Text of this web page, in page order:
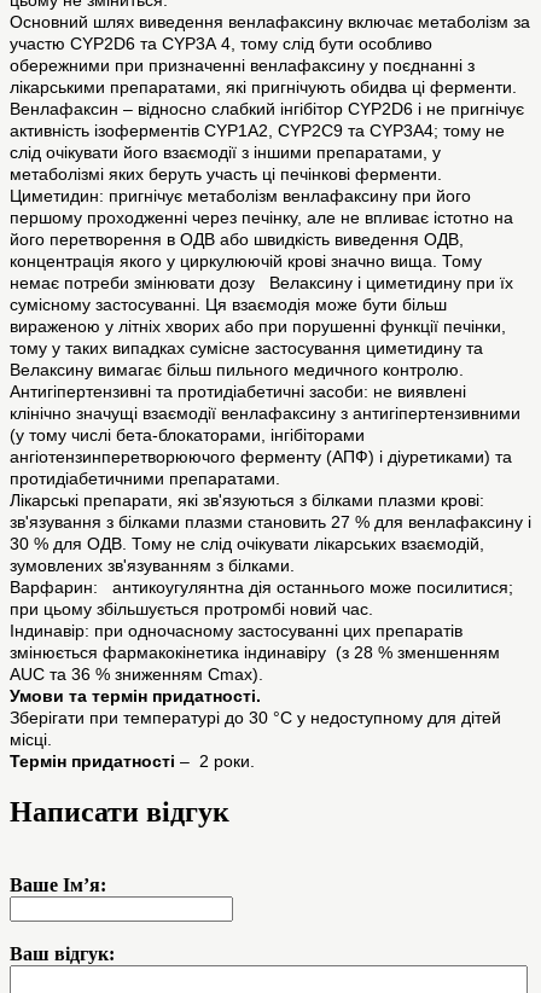
Основний шлях виведення венлафаксину включає метаболізм за
участю CYP2D6 та CYP3А 4, тому слід бути особливо
обережними при призначенні венлафаксину у поєднанні з
лікарськими препаратами, які пригнічують обидва ці ферменти.
Венлафаксин – відносно слабкий інгібітор CYP2D6 і не пригнічує
активність ізоферментів CYP1A2, CYP2C9 та CYP3A4; тому не
слід очікувати його взаємодії з іншими препаратами, у
метаболізмі яких беруть участь ці печінкові ферменти.
Циметидин: пригнічує метаболізм венлафаксину при його
першому проходженні через печінку, але не впливає істотно на
його перетворення в ОДВ або швидкість виведення ОДВ,
концентрація якого у циркулюючій крові значно вища. Тому
немає потреби змінювати дозу Велаксину і циметидину при їх
сумісному застосуванні. Ця взаємодія може бути більш
вираженою у літніх хворих або при порушенні функції печінки,
тому у таких випадках сумісне застосування циметидину та
Велаксину вимагає більш пильного медичного контролю.
Антигіпертензивні та протидіабетичні засоби: не виявлені
клінічно значущі взаємодії венлафаксину з антигіпертензивними
(у тому числі бета-блокаторами, інгібіторами
ангіотензинперетворюючого ферменту (АПФ) і діуретиками) та
протидіабетичними препаратами.
Лікарські препарати, які зв'язуються з білками плазми крові:
зв'язування з білками плазми становить 27 % для венлафаксину і
30 % для ОДВ. Тому не слід очікувати лікарських взаємодій,
зумовлених зв'язуванням з білками.
Варфарин: антикоугулянтна дія останнього може посилитися;
при цьому збільшується протромбі новий час.
Індинавір: при одночасному застосуванні цих препаратів
змінюється фармакокінетика індинавіру (з 28 % зменшенням
AUС та 36 % зниженням Cmax).
Умови та термін придатності.
Зберігати при температурі до 30 °С у недоступному для дітей
місці.
Термін придатності – 2 роки.
Написати відгук
Ваше Ім’я:
Ваш відгук: